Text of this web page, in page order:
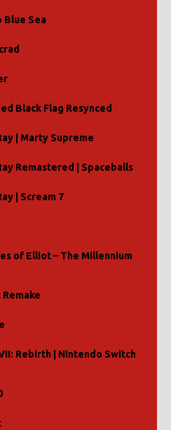
Blue Sea
Black Flag Resynced
| Marty Supreme
Remastered | Spaceballs
| Scream 7
of Elliot – The Millennium
Rebirth | Nintendo Switch